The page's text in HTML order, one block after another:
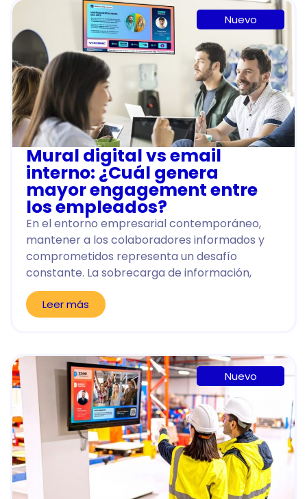
Nuevo
Mural digital vs email
interno: ¿Cuál genera
mayor engagement entre
los empleados?
En el entorno empresarial contemporáneo,
mantener a los colaboradores informados y
comprometidos representa un desafío
constante. La sobrecarga de información,
Leer más
Nuevo